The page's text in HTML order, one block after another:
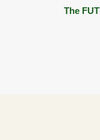
The